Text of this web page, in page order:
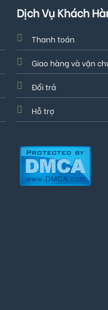
Dịch Vụ Khách
Thanh toán
Giao hàng và vận
Đổi trả
Hỗ trợ